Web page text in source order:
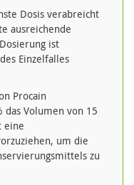
Dosis verabreicht
ausreichende
ist
Einzelfalles
Procain
das Volumen von 15
eine
um die
zu